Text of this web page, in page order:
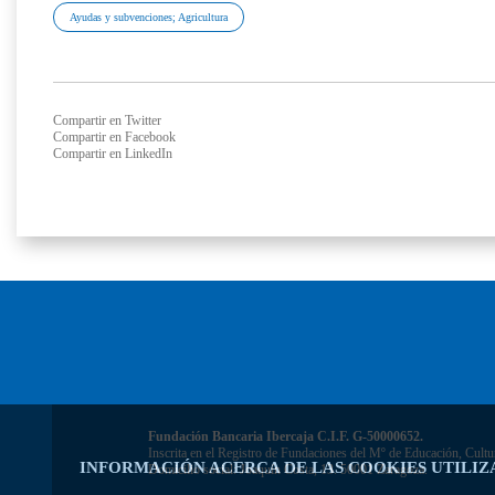
INFORMACIÓN ACERCA DE LAS COOKIES
Ayudas y subvenciones; Agricultura
Compartir en Twitter
Compartir en Facebook
Compartir en LinkedIn
Fundación Bancaria Ibercaja C.I.F. G-50000652.
Inscrita en el Registro de Fundaciones del Mº de Educación,
Domicilio social: Joaquín Costa, 13. 50001 Zaragoza.